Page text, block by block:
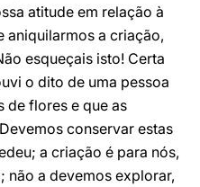
atitude em relação à
aniquilarmos a criação,
esqueçais isto! Certa
o dito de uma pessoa
de flores e que as
conservar estas
a criação é para nós,
não a devemos explorar,